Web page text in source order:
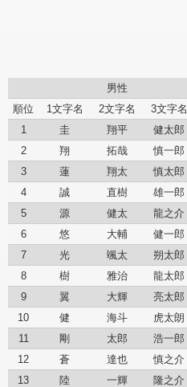
男性
順位
1文字名 2文字名 3文字名
1
圭 翔平 健太郎
2
翔 拓哉 慎一郎
3
蓮 翔太 慎太郎
4
誠 直樹 雄一郎
5
源 健太 龍之介
6
悠 大輔 健一郎
7
光 颯太 朔太郎
8
樹 雅治 龍太郎
9
翼 大輝 亮太郎
10
健 海斗 虎太朗
11
剛 太郎 浩一郎
12
蒼 達也 慎之介
13
陸 一輝 隆之介